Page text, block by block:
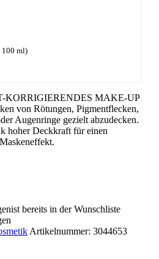
100 ml)
MAKE-UP
von Rötungen, Pigmentflecken,
Augenringe gezielt abzudecken.
hoher Deckkraft für einen
ist bereits in der Wunschliste
Artikelnummer: 3044653